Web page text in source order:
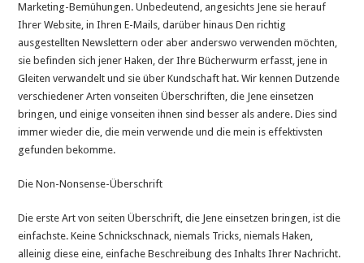
Marketing-Bemühungen. Unbedeutend, angesichts Jene sie herauf
Ihrer Website, in Ihren E-Mails, darüber hinaus Den richtig
ausgestellten Newslettern oder aber anderswo verwenden möchten,
sie befinden sich jener Haken, der Ihre Bücherwurm erfasst, jene in
Gleiten verwandelt und sie über Kundschaft hat. Wir kennen Dutzende
verschiedener Arten vonseiten Überschriften, die Jene einsetzen
bringen, und einige vonseiten ihnen sind besser als andere. Dies sind
immer wieder die, die mein verwende und die mein is effektivsten
gefunden bekomme.
Die Non-Nonsense-Überschrift
Die erste Art von seiten Überschrift, die Jene einsetzen bringen, ist die
einfachste. Keine Schnickschnack, niemals Tricks, niemals Haken,
alleinig diese eine, einfache Beschreibung des Inhalts Ihrer Nachricht.